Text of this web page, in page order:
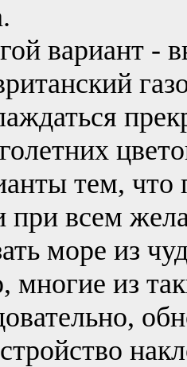
вариант -
тем, что
при всем
море из
многие из